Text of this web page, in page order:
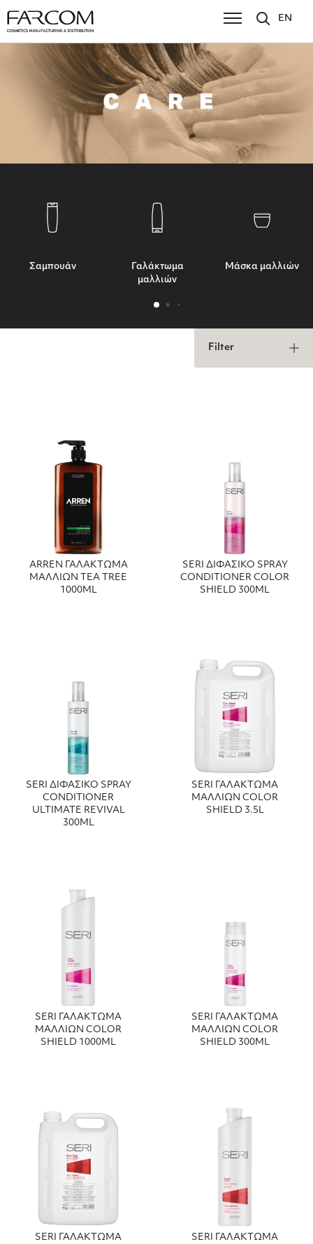
EN
Σαμπουάν
Γαλάκτωμα
μαλλιών
Μάσκα μαλλιών
Filter
ARREN ΓΑΛΑΚΤΩΜΑ
ΜΑΛΛΙΩΝ TEA TREE
1000ML
SERI ΔΙΦΑΣΙΚΟ SPRAY
CONDITIONER COLOR
SHIELD 300ML
SERI ΔΙΦΑΣΙΚΟ SPRAY
CONDITIONER
ULTIMATE REVIVAL
300ML
SERI ΓΑΛΑΚΤΩΜΑ
ΜΑΛΛΙΩΝ COLOR
SHIELD 3.5L
SERI ΓΑΛΑΚΤΩΜΑ
ΜΑΛΛΙΩΝ COLOR
SHIELD 1000ML
SERI ΓΑΛΑΚΤΩΜΑ
ΜΑΛΛΙΩΝ COLOR
SHIELD 300ML
SERI ΓΑΛΑΚΤΩΜΑ
SERI ΓΑΛΑΚΤΩΜΑ